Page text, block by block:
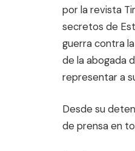
por la revista
secretos de
guerra contra
de la abogada
representar a
Desde su
de prensa en